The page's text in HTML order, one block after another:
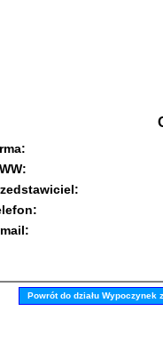
mail:
Powrót do działu Wypoczynek